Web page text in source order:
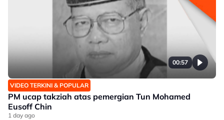
00:57
VIDEO TERKINI & POPULAR
PM ucap takziah atas pemergian Tun Mohamed
Eusoff Chin
1 day ago